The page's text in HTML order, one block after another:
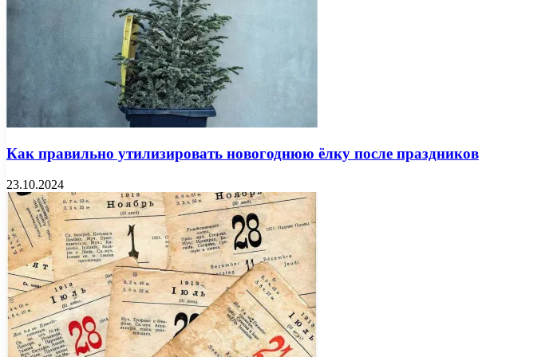
Как правильно утилизировать новогоднюю ёлку после праздников
23.10.2024